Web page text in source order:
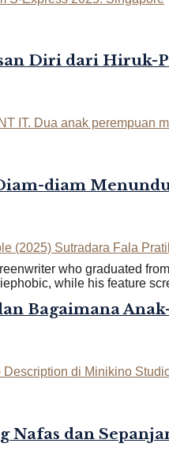
Diri dari Hiruk-
diam
Bagaimana
Nafas dan
who graduated
while his feature